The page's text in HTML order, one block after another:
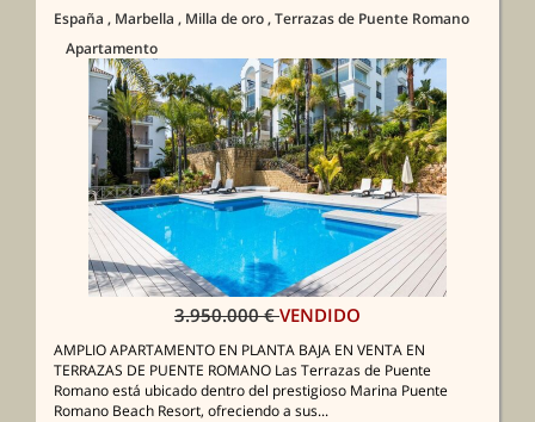
España , Marbella , Milla de oro, Terrazas de Puente Romano
Apartamento
3.950.000 €VENDIDO
AMPLIO APARTAMENTO EN PLANTA BAJA EN VENTA EN
TERRAZAS DE PUENTE ROMANO Las Terrazas de Puente
Romano está ubicado dentro del prestigioso Marina Puente
Romano Beach Resort, ofreciendo a sus...